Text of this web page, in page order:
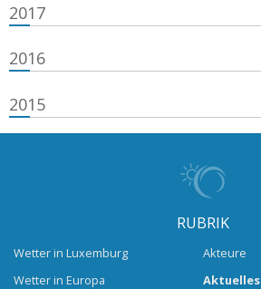
2017
2016
2015
RUBRIK
Wetter in Luxemburg
Wetter in Europa
Akteure
Aktuelles